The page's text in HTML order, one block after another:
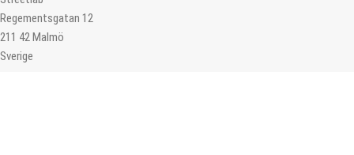
Regementsgatan 12
211 42 Malmö
Sverige